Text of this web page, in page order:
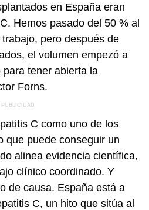
en España eran
. Hemos pasado del 50 % al
pero después de
el volumen empezó a
tener abierta la
Forns.
C como uno de los
que puede conseguir un
alinea evidencia científica,
clínico coordinado. Y
de causa. España está a
C, un hito que sitúa al